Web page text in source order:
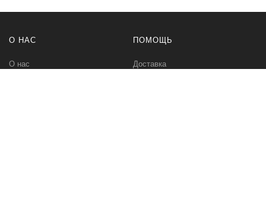
О НАС
О нас
ПОМОЩЬ
Доставка